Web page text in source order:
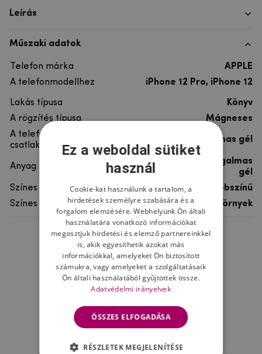
Leírás
Műszaki adatok
Telefon márka
APPLE
A telefonmodellhez
iPhone 12 Pro, iPhone 12
Lakás típusa
Könyv
A rögzítés típusa
Mágneses
A telefon
csatlakoztatása
rugalmas gél
Anyag
szintetikus bőr, rugalmas
gél
Színes
többszínű
Színes motívum
Szörnyek
Ne felejtsd el
Ez a weboldal sütiket
használ
Cookie-kat használunk a tartalom, a
hirdetések személyre szabására és a
forgalom elemzésére. Webhelyünk Ön általi
használatára vonatkozó információkat
megosztjuk hirdetési és elemző partnereinkkel
is, akik egyesíthetik azokat más
információkkal, amelyeket Ön biztosított
számukra, vagy amelyeket a szolgáltatásaik
Ön általi használatából gyűjtöttek össze.
Adatvédelmi irányelvek
ÖSSZES ELFOGADÁSA
RÉSZLETEK MEGJELENÍTÉSE